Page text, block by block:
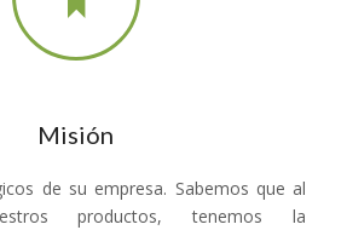
Misión
de su empresa. Sabemos que al
productos, tenemos la